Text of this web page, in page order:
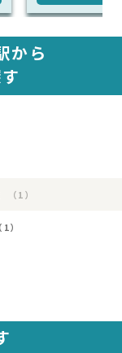
から
（1）
（1）